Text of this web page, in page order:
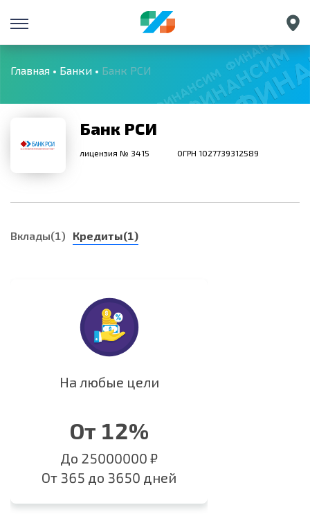
Санкт-Петербург
Екатеринбург
Краснодар
Главная Банки Банк РСИ
Банк РСИ
лицензия № 3415 ОГРН 1027739312589
Вклады(1) Кредиты(1)
На любые цели
От 12%
До 25000000 ₽
От 365 до 3650 дней